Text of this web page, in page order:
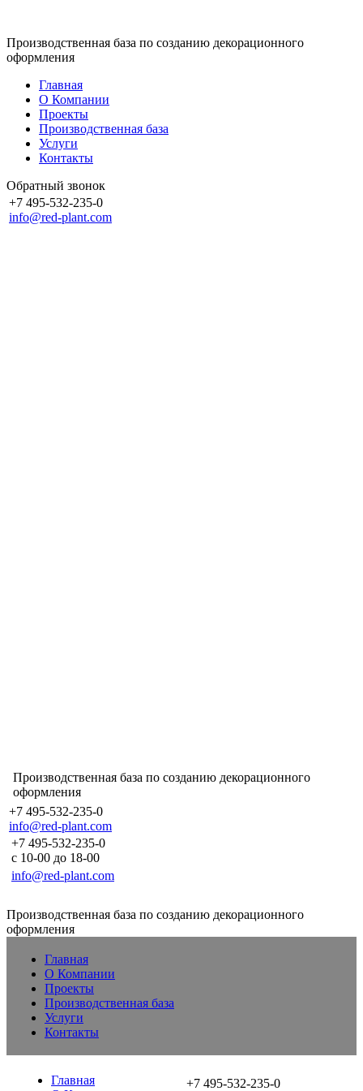
Производственная база по созданию декорационного
оформления
Главная
О Компании
Проекты
Производственная база
Услуги
Контакты
Обратный звонок
+7 495-532-235-0
info@red-plant.com
Производственная база по созданию декорационного
оформления
+7 495-532-235-0
info@red-plant.com
+7 495-532-235-0
с 10-00 до 18-00
info@red-plant.com
Производственная база по созданию декорационного
оформления
Главная
О Компании
Проекты
Производственная база
Услуги
Контакты
Главная
+7 495-532-235-0